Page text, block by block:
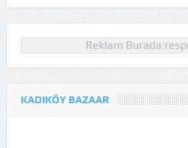
Reklam
KADIKÖY BAZAAR